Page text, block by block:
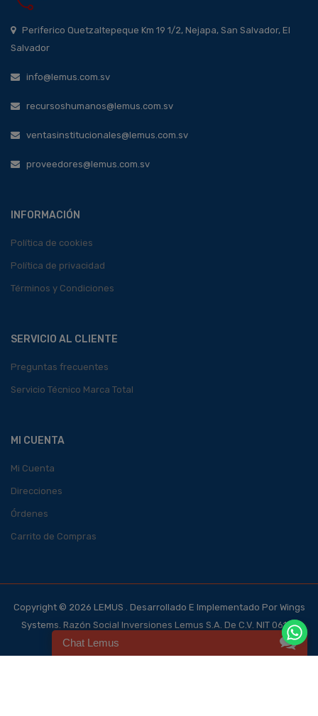
Periferico Quetzaltepeque Km 19 1/2, Nejapa, San Salvador, El
Salvador
info@lemus.com.sv
recursoshumanos@lemus.com.sv
ventasinstitucionales@lemus.com.sv
proveedores@lemus.com.sv
INFORMACIÓN
Política de cookies
Política de privacidad
Términos y Condiciones
SERVICIO AL CLIENTE
Preguntas frecuentes
Servicio Técnico Marca Total
MI CUENTA
Mi Cuenta
Direcciones
Órdenes
Carrito de Compras
Copyright © 2026 LEMUS . Desarrollado E Implementado Por Wings
Systems. Razón Social Inversiones Lemus S.A. De C.V. NIT 0614-
140700-101-4, NRC 123562-0
Chat Lemus